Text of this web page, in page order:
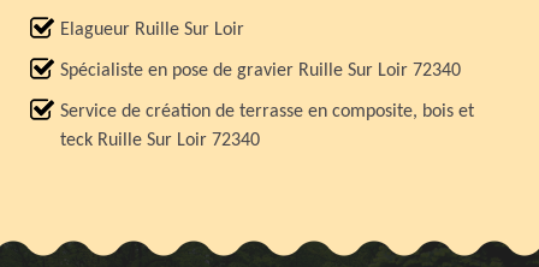
Elagueur Ruille Sur Loir
Spécialiste en pose de gravier Ruille Sur Loir 72340
Service de création de terrasse en composite, bois et
teck Ruille Sur Loir 72340